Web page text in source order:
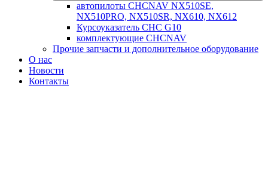
автопилоты CHCNAV NX510SE,
NX510PRO, NX510SR, NX610, NX612
Курсоуказатель CHC G10
комплектующие CHCNAV
Прочие запчасти и дополнительное оборудование
О нас
Новости
Контакты